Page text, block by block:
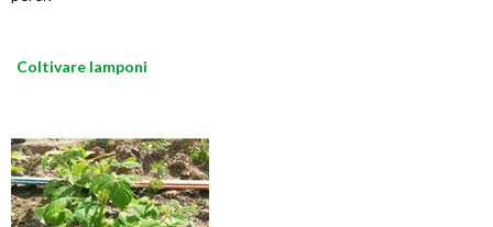
Coltivare lamponi